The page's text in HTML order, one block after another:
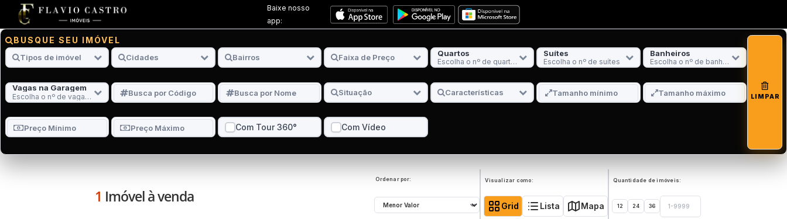
Baixe nosso
app:
BUSQUE SEU IMÓVEL
Quartos
Escolha o nº de quartos
Suítes
Escolha o nº de suítes
Banheiros
Escolha o nº de banheiros
Vagas na Garagem
Escolha o nº de vagas na garagem
Com Tour 360° Com Vídeo
LIMPAR
1 Imóvel à venda
Ordenar por: Visualizar como:
Grid Lista Mapa
Quantidade de imóveis:
12 24 36